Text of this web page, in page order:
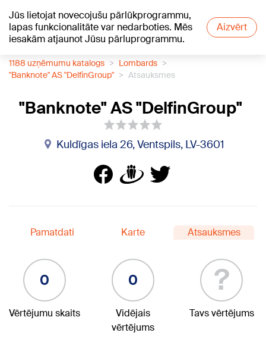
Jūs lietojat novecojušu pārlūkprogrammu,
lapas funkcionalitāte var nedarboties. Mēs
iesakām atjaunot Jūsu pārluprogrammu.
Aizvērt
+20°C
1188 uzņēmumu katalogs
Lombards
"Banknote" AS "DelfinGroup"
Atsauksmes
"Banknote" AS "DelfinGroup"
Kuldīgas iela 26, Ventspils, LV-3601
Pamatdati Karte Atsauksmes
0
Vērtējumu skaits
0
Vidējais
vērtējums
?
Tavs vērtējums